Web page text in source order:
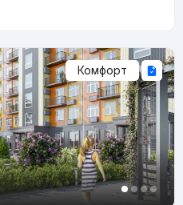
Комфорт